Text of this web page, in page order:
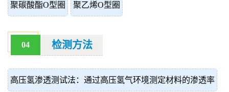
聚碳酸酯O型圈 聚乙烯O型圈
04 检测方法
高压氢渗透测试法：通过高压氢气环境测定材料的渗透率